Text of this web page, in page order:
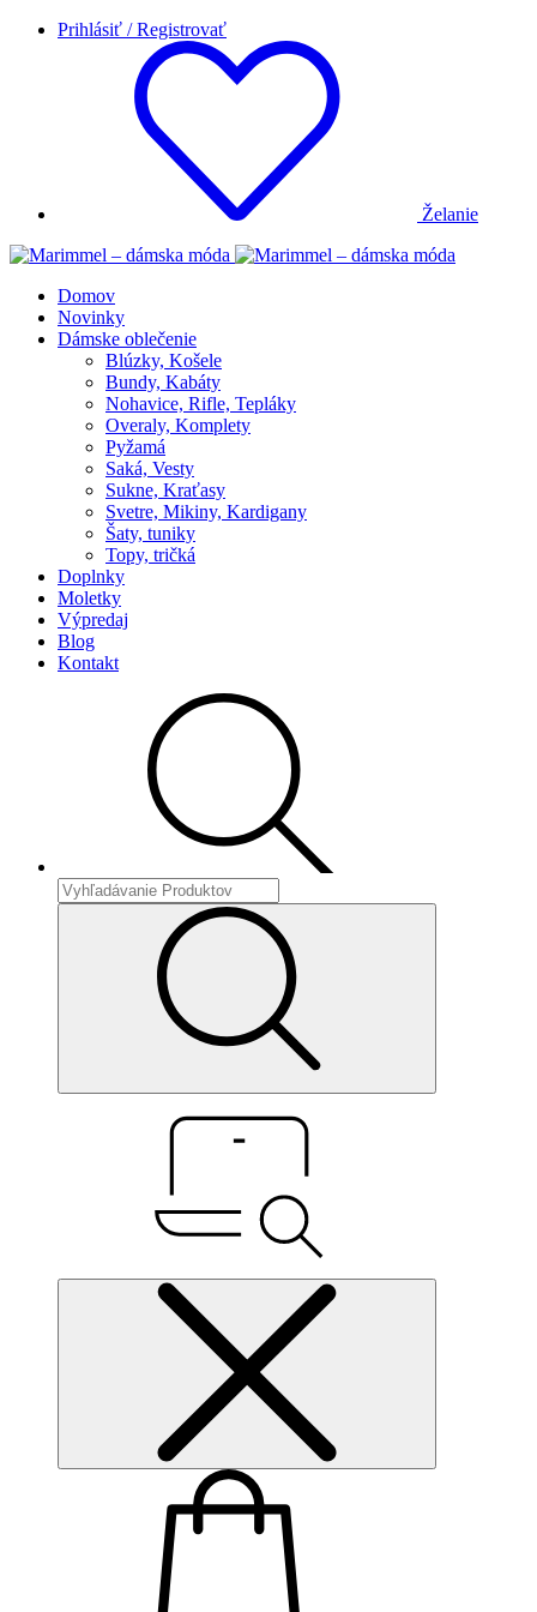
Prihlásiť / Registrovať
Želanie
Domov
Novinky
Dámske oblečenie
Blúzky, Košele
Bundy, Kabáty
Nohavice, Rifle, Tepláky
Overaly, Komplety
Pyžamá
Saká, Vesty
Sukne, Kraťasy
Svetre, Mikiny, Kardigany
Šaty, tuniky
Topy, tričká
Doplnky
Moletky
Výpredaj
Blog
Kontakt